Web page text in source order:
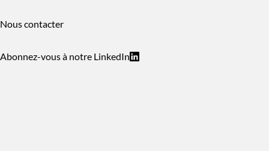
Nous contacter
Abonnez-vous à notre LinkedIn